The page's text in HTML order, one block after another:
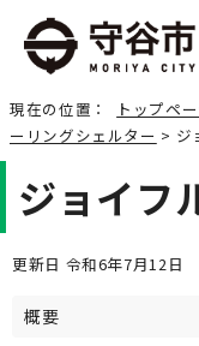
現在の位置： トップペ
ーリングシェルター > ジ
ジョイフ
更新日 令和6年7月12日
概要